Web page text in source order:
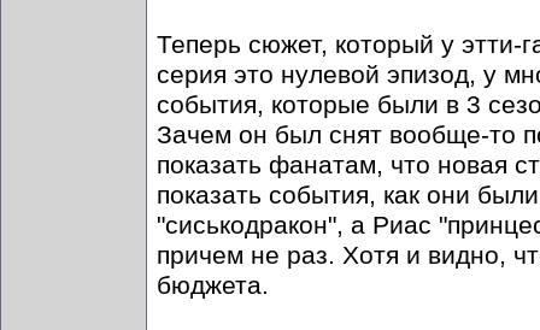
Теперь сюжет, который у этти-
серия это нулевой эпизод, у
события, которые были в 3
Зачем он был снят вообще-то
показать фанатам, что новая
показать события, как они
"сиськодракон", а Риас
причем не раз. Хотя и видно,
бюджета.